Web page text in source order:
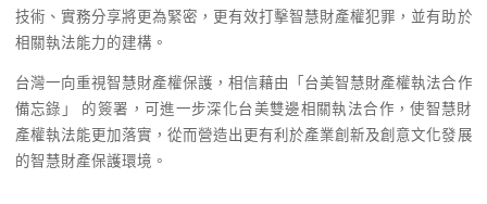
技術、實務分享將更為緊密，更有效打擊智慧財產權犯罪，並有助於
相關執法能力的建構。
台灣一向重視智慧財產權保護，相信藉由「台美智慧財產權執法合作
備忘錄」 的簽署，可進一步深化台美雙邊相關執法合作，使智慧財
產權執法能更加落實，從而營造出更有利於產業創新及創意文化發展
的智慧財產保護環境。